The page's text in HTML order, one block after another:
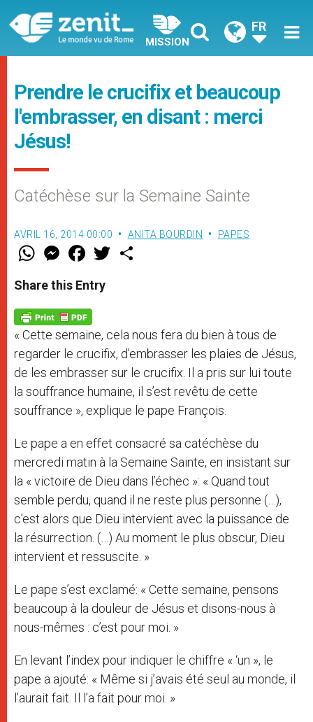
MISSION
FR
Prendre le crucifix et beaucoup
l'embrasser, en disant : merci
Jésus!
Catéchèse sur la Semaine Sainte
AVRIL 16, 2014 00:00 ANITA BOURDIN PAPES
W
t
s
p
p
M
e
s
e
g
e
r
F
a
e
b
o
k
w
Share this Entry
« Cette semaine, cela nous fera du bien à tous de
regarder le crucifix, d’embrasser les plaies de Jésus,
de les embrasser sur le crucifix. Il a pris sur lui toute
la souffrance humaine, il s’est revêtu de cette
souffrance », explique le pape François.
Le pape a en effet consacré sa catéchèse du
mercredi matin à la Semaine Sainte, en insistant sur
la « victoire de Dieu dans l’échec »: « Quand tout
semble perdu, quand il ne reste plus personne (…),
c’est alors que Dieu intervient avec la puissance de
la résurrection. (…) Au moment le plus obscur, Dieu
intervient et ressuscite. »
Le pape s’est exclamé: « Cette semaine, pensons
beaucoup à la douleur de Jésus et disons-nous à
nous-mêmes : c’est pour moi. »
En levant l’index pour indiquer le chiffre « ‘un », le
pape a ajouté: « Même si j’avais été seul au monde, il
l’aurait fait. Il l’a fait pour moi. »